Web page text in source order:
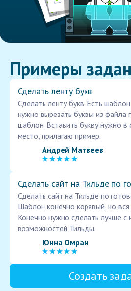
Примеры
Сделать ленту букв
Сделать ленту букв. Есть
нужно вырезать буквы из файла
шаблон. Вставить букву нужно в
место, прилагаю пример.
Андрей Матвеев
Сделать сайт на Тильде по
Сделать сайт на Тильде по
Шаблон конечно корявый, но вся
Конечно нужно сделать лучше с
возможностей Тильды.
Юнна Омран
Создать